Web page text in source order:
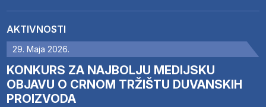
AKTIVNOSTI
29. Maja 2026.
KONKURS ZA NAJBOLJU MEDIJSKU
OBJAVU O CRNOM TRŽIŠTU DUVANSKIH
PROIZVODA